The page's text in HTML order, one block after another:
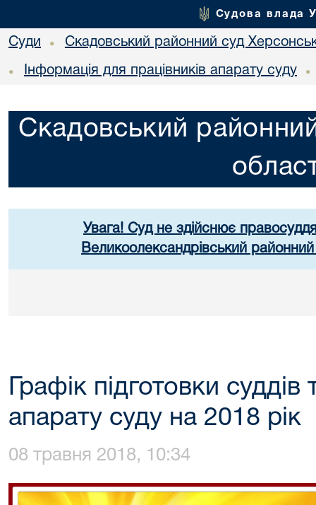
Судова влада
Суди • Скадовський районний суд
• Інформація для працівників апарату суду •
Скадовський
Увага! Суд не здійснює
Великоолександрівський
Графік підготовки суддів
апарату суду на 2018 рік
08 травня 2018, 10:34